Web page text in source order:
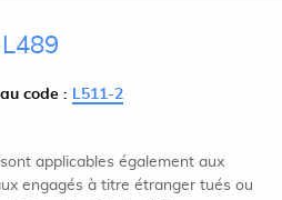
code : L511-2
applicables également aux
engagés à titre étranger tués ou